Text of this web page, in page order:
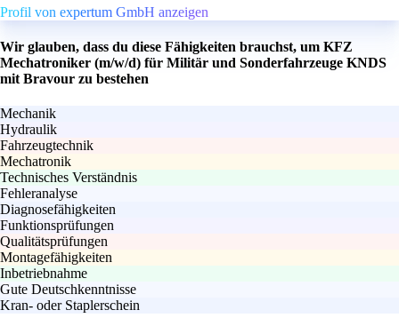
Profil von expertum GmbH anzeigen
Wir glauben, dass du diese Fähigkeiten brauchst, um KFZ
Mechatroniker (m/w/d) für Militär und Sonderfahrzeuge KNDS
mit Bravour zu bestehen
Mechanik
Hydraulik
Fahrzeugtechnik
Mechatronik
Technisches Verständnis
Fehleranalyse
Diagnosefähigkeiten
Funktionsprüfungen
Qualitätsprüfungen
Montagefähigkeiten
Inbetriebnahme
Gute Deutschkenntnisse
Kran- oder Staplerschein